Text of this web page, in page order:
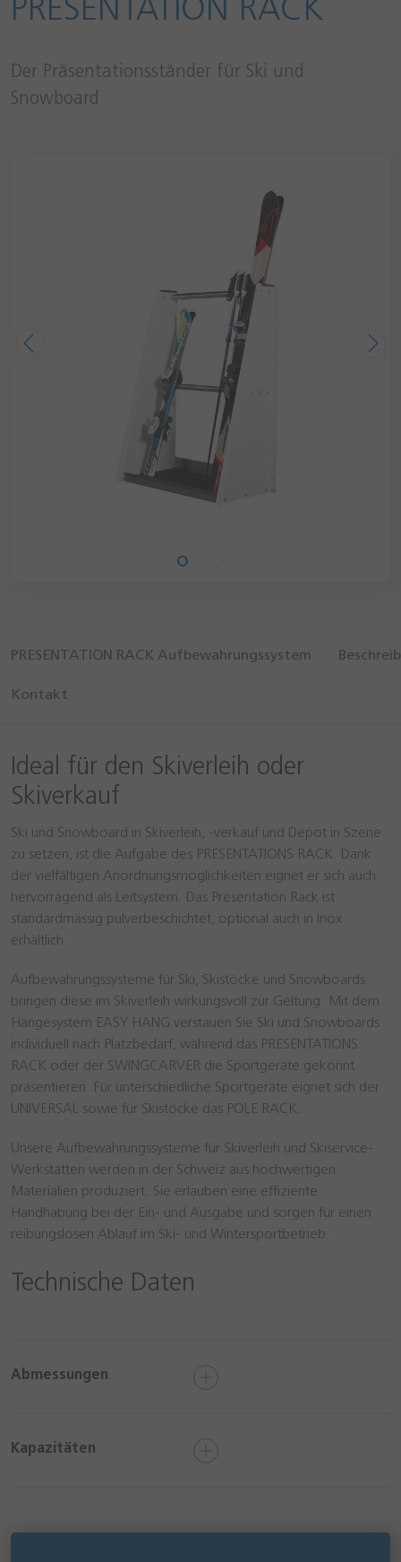
Der Präsentationsständer für Ski und
Snowboard
PRESENTATION RACK Aufbewahrungssystem
Kontakt
Ideal für den Skiverleih oder
Skiverkauf
Ski und Snowboard in Skiverleih, -verkauf und Depot in Szene
zu setzen, ist die Aufgabe des PRESENTATIONS RACK. Dank
der vielfältigen Anordnungsmöglichkeiten eignet er sich auch
hervorragend als Leitsystem. Das Presentation Rack ist
standardmässig pulverbeschichtet, optional auch in Inox
erhältlich.
Aufbewahrungssysteme für Ski, Skistöcke und Snowboards
bringen diese im Skiverleih wirkungsvoll zur Geltung: Mit dem
Hängesystem EASY HANG verstauen Sie Ski und Snowboards
individuell nach Platzbedarf, während das PRESENTATIONS
RACK oder der SWINGCARVER die Sportgeräte gekonnt
präsentieren. Für unterschiedliche Sportgeräte eignet sich der
UNIVERSAL sowie für Skistöcke das POLE RACK.
Unsere Aufbewahrungssysteme für Skiverleih und Skiservice-
Werkstätten werden in der Schweiz aus hochwertigen
Materialien produziert. Sie erlauben eine effiziente
Handhabung bei der Ein- und Ausgabe und sorgen für einen
reibungslosen Ablauf im Ski- und Wintersportbetrieb.
Technische Daten
Abmessungen
Kapazitäten